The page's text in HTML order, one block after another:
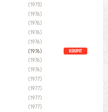
(1975)
(1976)
(1976)
(1976)
(1976)
(1976) KOUPIT
(1976)
(1976)
(1977)
(1977)
(1977)
(1977)